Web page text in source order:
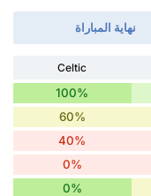
نهاية المباراة
Celtic
100%
60%
40%
0%
0%